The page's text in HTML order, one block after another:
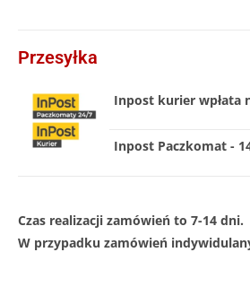
Przesyłka
Inpost kurier wpłata
Inpost Paczkomat -
Czas realizacji zamówień to 7-14 dni.
W przypadku zamówień